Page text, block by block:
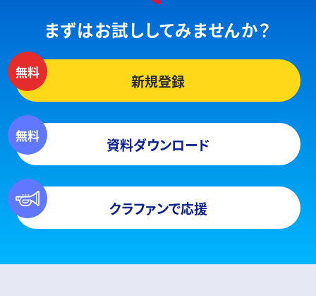
まずはお試ししてみませんか？
新規登録
資料ダウンロード
クラファンで応援